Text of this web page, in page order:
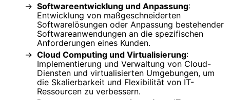
Softwareentwicklung und Anpassung:
Entwicklung von maßgeschneiderten
Softwarelösungen oder Anpassung bestehender
Softwareanwendungen an die spezifischen
Anforderungen eines Kunden.
Cloud Computing und Virtualisierung:
Implementierung und Verwaltung von Cloud-
Diensten und virtualisierten Umgebungen, um
die Skalierbarkeit und Flexibilität von IT-
Ressourcen zu verbessern.